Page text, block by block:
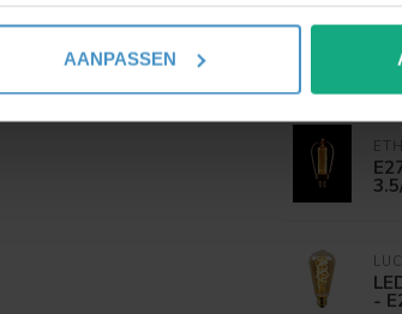
te scannen op specifieke eigenschappen
in de Cookieverklaring.
te personaliseren, om functies voor social
over uw gebruik van onze site met
deze gegevens combineren met
AANPASSEN
ETH
-